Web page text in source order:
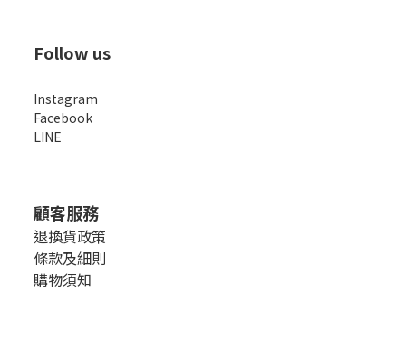
Follow us
Instagram
Facebook
LINE
顧客服務
退換貨政策
條款及細則
購物須知